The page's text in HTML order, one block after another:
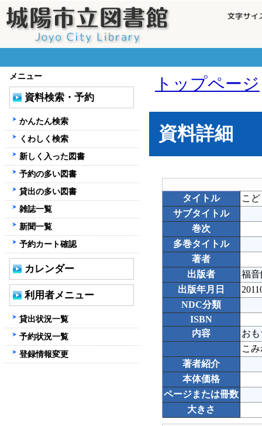
トップページ
資料詳細
タイトル
こ
サブタイトル
巻次
多巻タイトル
著者
出版者
福
出版年月日
NDC分類
ISBN
内容
お
こ
著者紹介
本体価格
ページまたは冊数
大きさ
メニュー
資料検索・予約
かんたん検索
くわしく検索
新しく入った図書
予約の多い図書
貸出の多い図書
雑誌一覧
新聞一覧
予約カート確認
カレンダー
利用者メニュー
貸出状況一覧
予約状況一覧
登録情報変更